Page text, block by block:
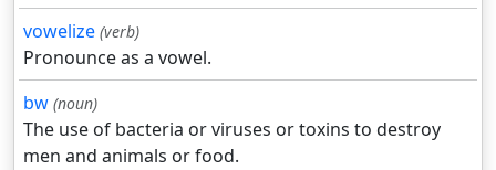
vowelize (verb)
Pronounce as a vowel.
bw (noun)
The use of bacteria or viruses or toxins to destroy
men and animals or food.